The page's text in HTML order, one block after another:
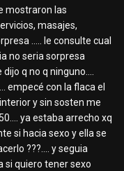
mostraron las
masajes,
..... le consulte cual
no seria sorpresa
q no q ninguno....
empecé con la flaca el
y sin sosten me
ya estaba arrecho xq
si hacia sexo y ella se
???.... y seguia
si quiero tener sexo